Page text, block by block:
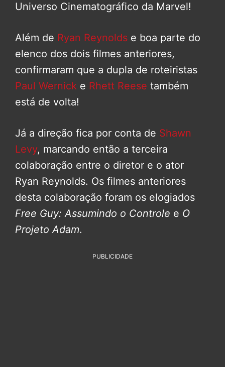
Universo Cinematográfico da Marvel!
Além de Ryan Reynolds e boa parte do
elenco dos dois filmes anteriores,
confirmaram que a dupla de roteiristas
Paul Wernick e Rhett Reese também
está de volta!
Já a direção fica por conta de Shawn
Levy, marcando então a terceira
colaboração entre o diretor e o ator
Ryan Reynolds. Os filmes anteriores
desta colaboração foram os elogiados
Free Guy: Assumindo o Controle e O
Projeto Adam.
PUBLICIDADE